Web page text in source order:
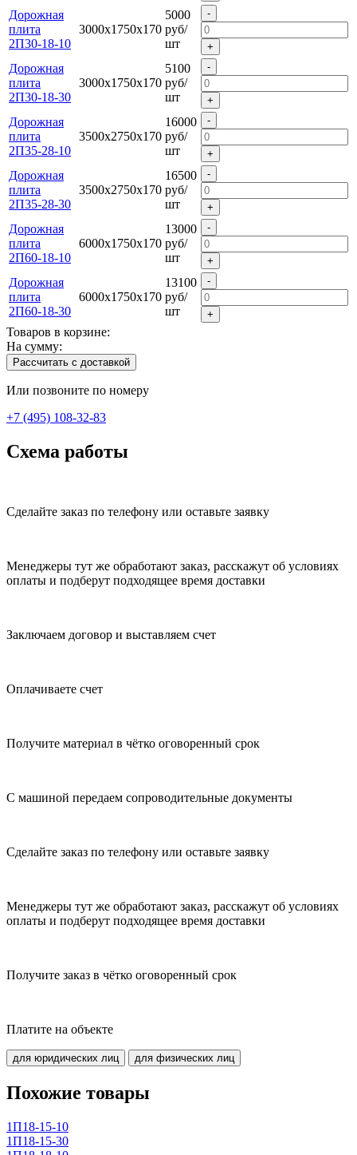
Дорожная
плита
2П30-18-10
3000х1750х170
5000
руб/
шт
-
+
Дорожная
плита
2П30-18-30
3000х1750х170
5100
руб/
шт
-
+
Дорожная
плита
2П35-28-10
3500х2750х170
16000
руб/
шт
-
+
Дорожная
плита
2П35-28-30
3500х2750х170
16500
руб/
шт
-
+
Дорожная
плита
2П60-18-10
6000х1750х170
13000
руб/
шт
-
+
Дорожная
плита
2П60-18-30
6000х1750х170
13100
руб/
шт
-
+
Товаров в корзине:
На сумму:
Рассчитать с доставкой
Или позвоните по номеру
+7 (495) 108-32-83
Схема работы
Сделайте заказ по телефону или оставьте заявку
Менеджеры тут же обработают заказ, расскажут об условиях
оплаты и подберут подходящее время доставки
Заключаем договор и выставляем счет
Оплачиваете счет
Получите материал в чётко оговоренный срок
С машиной передаем сопроводительные документы
Сделайте заказ по телефону или оставьте заявку
Менеджеры тут же обработают заказ, расскажут об условиях
оплаты и подберут подходящее время доставки
Получите заказ в чётко оговоренный срок
Платите на объекте
для юридических лиц для физических лиц
Похожие товары
1П18-15-10
1П18-15-30